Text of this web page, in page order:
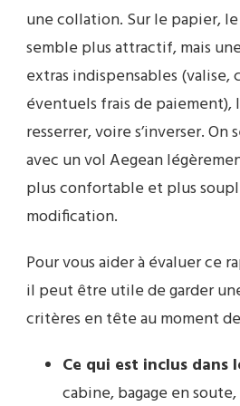
une collation. Sur le papier,
semble plus attractif, mais
extras indispensables (valise,
éventuels frais de paiement),
resserrer, voire s’inverser. On
avec un vol Aegean
plus confortable et plus
modification.
Pour vous aider à évaluer ce
il peut être utile de garder
critères en tête au moment
Ce qui est inclus dans
cabine, bagage en